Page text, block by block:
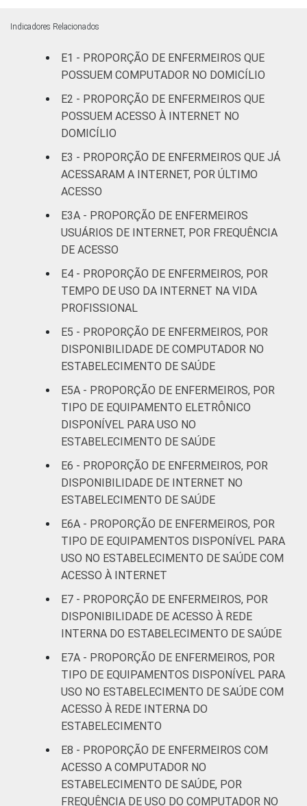
41 anos e mais
Essa tabela foi corrigida em maio de 2015.
Para mais informações, acesse
correcao-dos-resultados-da-pesquisa-tic-
saude-2013/
1Base: 1940 enfermeiros com acesso a
computador no estabelecimento de saúde.
Respostas estimuladas. Dados coletados
entre fevereiro de 2013 e agosto de 2013.
declararam não utilizar a funcionalidade,
apesar de ela estar disponível.
3"Não está disponível" refere-se aos
profissionais que declararam não haver
disponibilidade da funcionalidade, que
declararam não saber se a funcionalidade
pergunta sobre a disponibilidade.
Fonte: NIC.br - fev 2013 / ago 2013
Indicadores Relacionados
E1 - PROPORÇÃO DE ENFERMEIROS QUE
POSSUEM COMPUTADOR NO DOMICÍLIO
E2 - PROPORÇÃO DE ENFERMEIROS QUE
POSSUEM ACESSO À INTERNET NO
DOMICÍLIO
E3 - PROPORÇÃO DE ENFERMEIROS QUE JÁ
ACESSARAM A INTERNET, POR ÚLTIMO
ACESSO
E3A - PROPORÇÃO DE ENFERMEIROS
USUÁRIOS DE INTERNET, POR FREQUÊNCIA
DE ACESSO
E4 - PROPORÇÃO DE ENFERMEIROS, POR
TEMPO DE USO DA INTERNET NA VIDA
PROFISSIONAL
E5 - PROPORÇÃO DE ENFERMEIROS, POR
DISPONIBILIDADE DE COMPUTADOR NO
ESTABELECIMENTO DE SAÚDE
E5A - PROPORÇÃO DE ENFERMEIROS, POR
TIPO DE EQUIPAMENTO ELETRÔNICO
DISPONÍVEL PARA USO NO
ESTABELECIMENTO DE SAÚDE
E6 - PROPORÇÃO DE ENFERMEIROS, POR
DISPONIBILIDADE DE INTERNET NO
ESTABELECIMENTO DE SAÚDE
E6A - PROPORÇÃO DE ENFERMEIROS, POR
TIPO DE EQUIPAMENTOS DISPONÍVEL PARA
USO NO ESTABELECIMENTO DE SAÚDE COM
ACESSO À INTERNET
E7 - PROPORÇÃO DE ENFERMEIROS, POR
DISPONIBILIDADE DE ACESSO À REDE
INTERNA DO ESTABELECIMENTO DE SAÚDE
E7A - PROPORÇÃO DE ENFERMEIROS, POR
TIPO DE EQUIPAMENTOS DISPONÍVEL PARA
USO NO ESTABELECIMENTO DE SAÚDE COM
ACESSO À REDE INTERNA DO
ESTABELECIMENTO
E8 - PROPORÇÃO DE ENFERMEIROS COM
ACESSO A COMPUTADOR NO
ESTABELECIMENTO DE SAÚDE, POR
FREQUÊNCIA DE USO DO COMPUTADOR NO